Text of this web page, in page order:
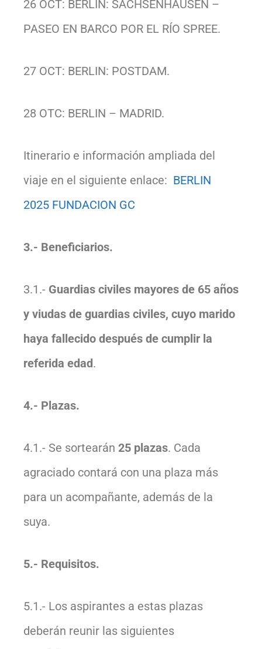
26 OCT: BERLIN: SACHSENHAUSEN –
PASEO EN BARCO POR EL RÍO SPREE.
27 OCT: BERLIN: POSTDAM.
28 OTC: BERLIN – MADRID.
Itinerario e información ampliada del
viaje en el siguiente enlace: BERLIN
2025 FUNDACION GC
3.- Beneficiarios.
3.1.- Guardias civiles mayores de 65 años
y viudas de guardias civiles, cuyo marido
haya fallecido después de cumplir la
referida edad.
4.- Plazas.
4.1.- Se sortearán 25 plazas. Cada
agraciado contará con una plaza más
para un acompañante, además de la
suya.
5.- Requisitos.
5.1.- Los aspirantes a estas plazas
deberán reunir las siguientes